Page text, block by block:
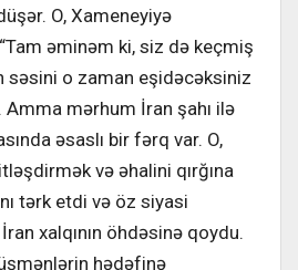
O, Xameneyiyə
əminəm ki, siz də keçmiş
səsini o zaman eşidəcəksiniz
Amma mərhum İran şahı ilə
əsaslı bir fərq var. O,
və əhalini qırğına
tərk etdi və öz siyasi
xalqının öhdəsinə qoydu.
hədəfinə